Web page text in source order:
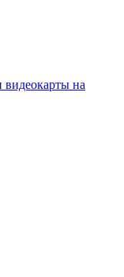
видеокарты на